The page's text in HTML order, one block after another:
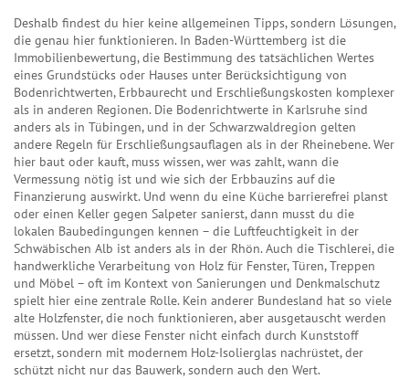
Deshalb findest du hier keine allgemeinen Tipps, sondern Lösungen,
die genau hier funktionieren. In Baden-Württemberg ist die
Immobilienbewertung,die Bestimmung des tatsächlichen Wertes
eines Grundstücks oder Hauses unter Berücksichtigung von
Bodenrichtwerten, Erbbaurecht und Erschließungskosten komplexer
als in anderen Regionen. Die Bodenrichtwerte in Karlsruhe sind
anders als in Tübingen, und in der Schwarzwaldregion gelten
andere Regeln für Erschließungsauflagen als in der Rheinebene. Wer
hier baut oder kauft, muss wissen, wer was zahlt, wann die
Vermessung nötig ist und wie sich der Erbbauzins auf die
Finanzierung auswirkt. Und wenn du eine Küche barrierefrei planst
oder einen Keller gegen Salpeter sanierst, dann musst du die
lokalen Baubedingungen kennen – die Luftfeuchtigkeit in der
Schwäbischen Alb ist anders als in der Rhön. Auch die Tischlerei,die
handwerkliche Verarbeitung von Holz für Fenster, Türen, Treppen
und Möbel – oft im Kontext von Sanierungen und Denkmalschutz
spielt hier eine zentrale Rolle. Kein anderer Bundesland hat so viele
alte Holzfenster, die noch funktionieren, aber ausgetauscht werden
müssen. Und wer diese Fenster nicht einfach durch Kunststoff
ersetzt, sondern mit modernem Holz-Isolierglas nachrüstet, der
schützt nicht nur das Bauwerk, sondern auch den Wert.